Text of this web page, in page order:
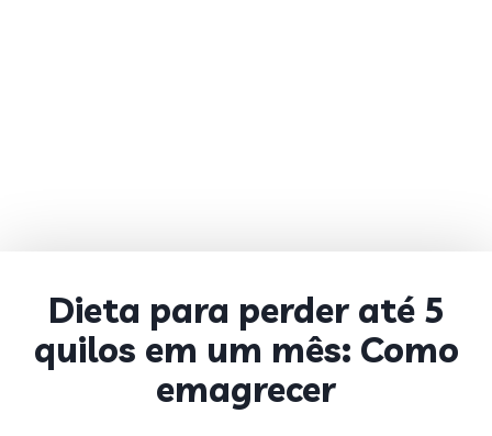
Dieta para perder até 5
quilos em um mês: Como
emagrecer